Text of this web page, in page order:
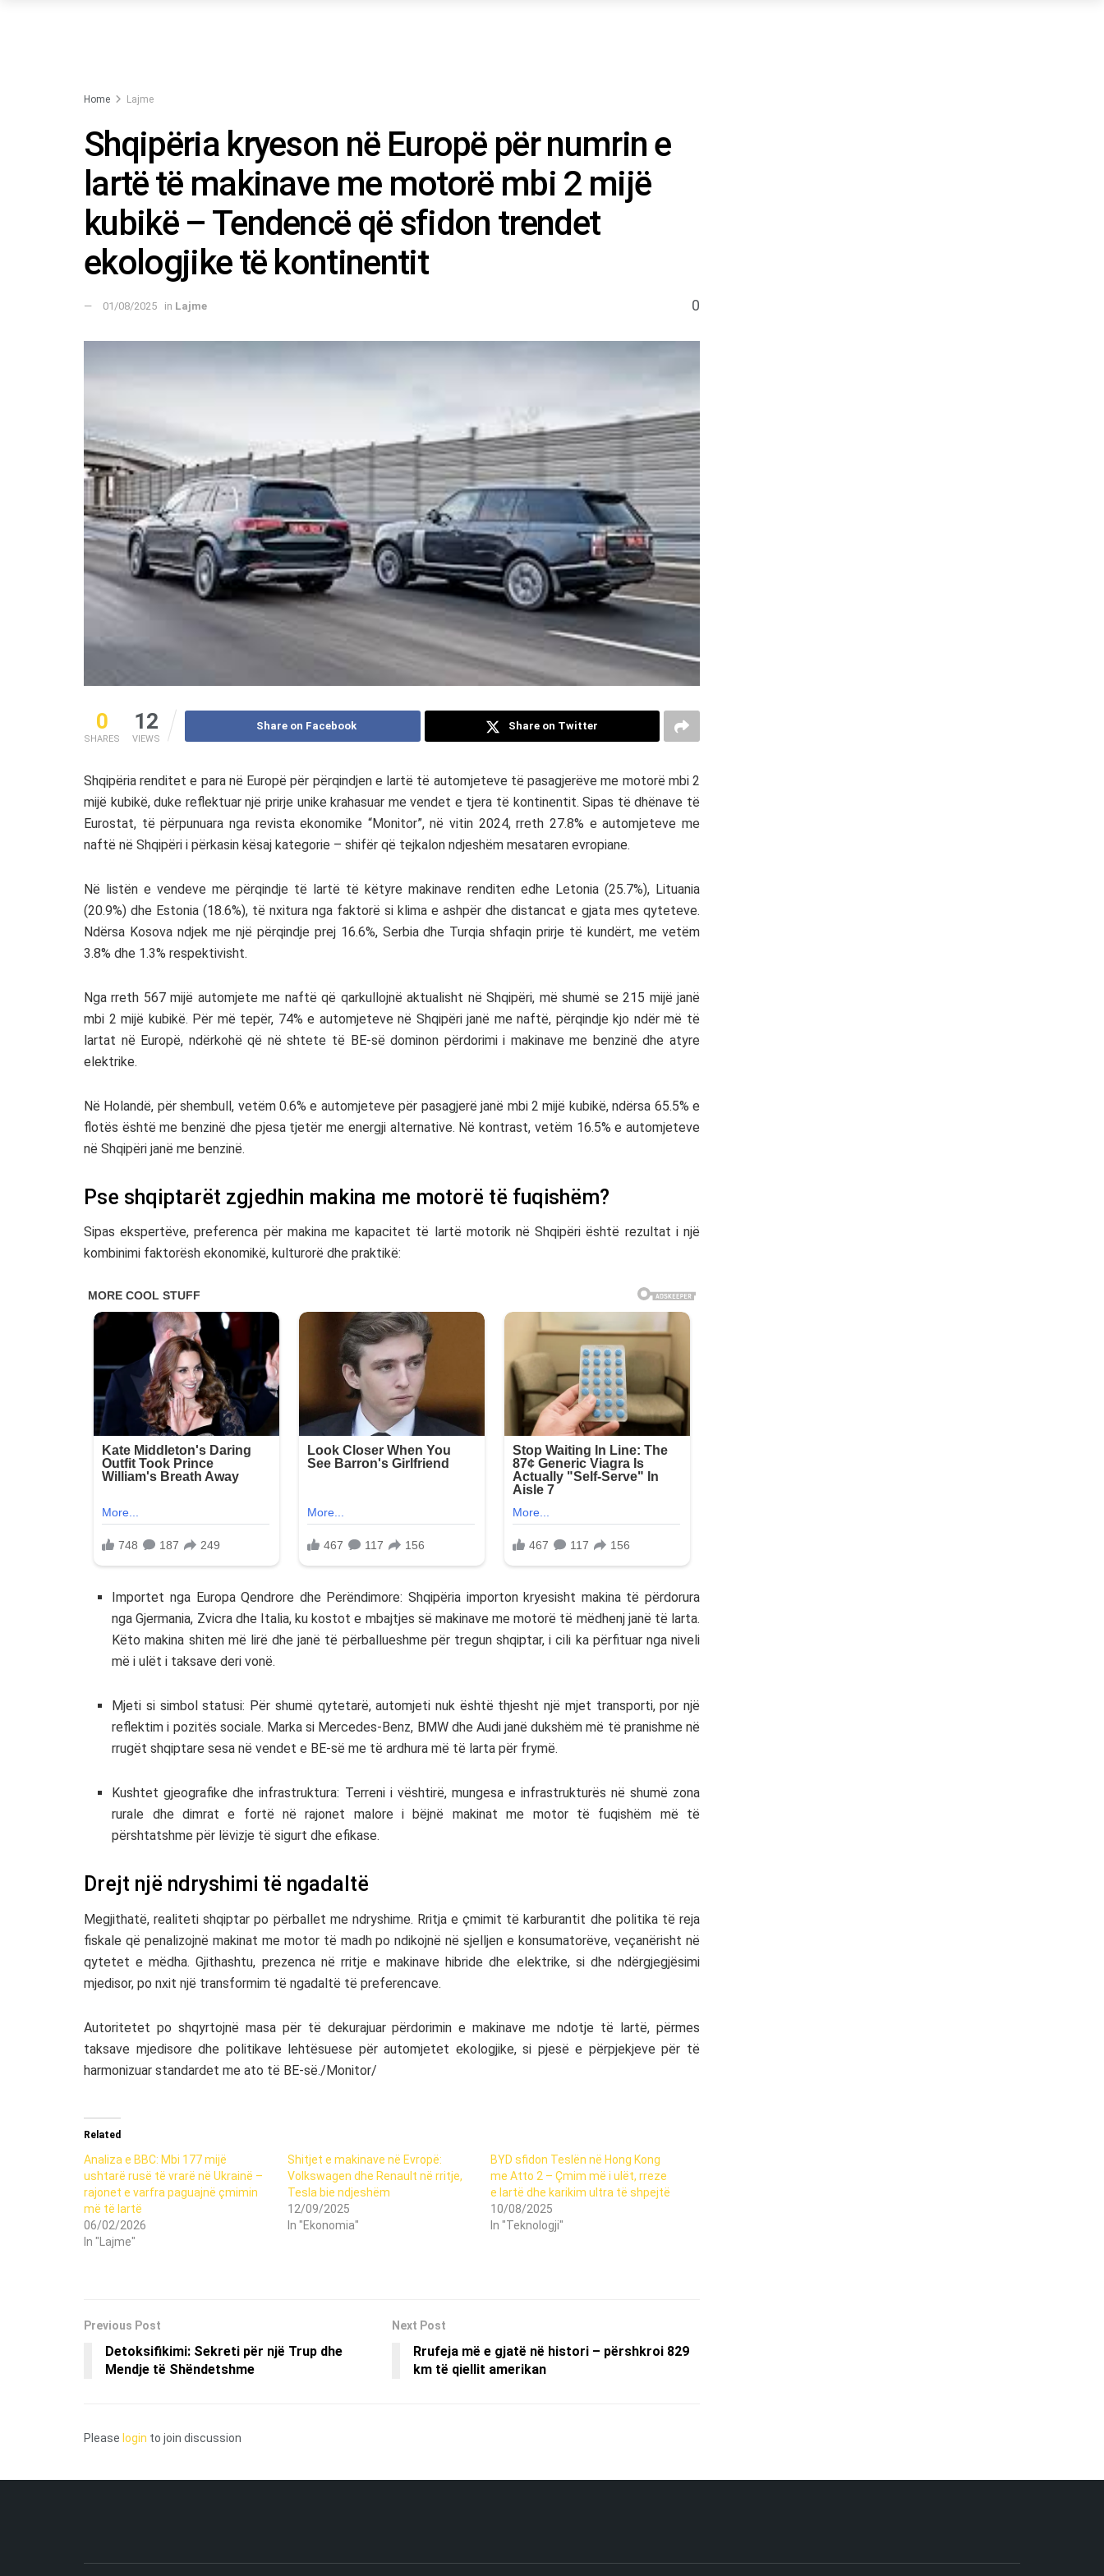
Home Lajme
Shqipëria kryeson në Europë për numrin e
lartë të makinave me motorë mbi 2 mijë
kubikë – Tendencë që sfidon trendet
ekologjike të kontinentit
01/08/2025 in Lajme 0
0
SHARES
12
VIEWS
Share on Facebook Share on Twitter
Shqipëria renditet e para në Europë për përqindjen e lartë të automjeteve të pasagjerëve me motorë mbi 2
mijë kubikë, duke reflektuar një prirje unike krahasuar me vendet e tjera të kontinentit. Sipas të dhënave të
Eurostat, të përpunuara nga revista ekonomike “Monitor”, në vitin 2024, rreth 27.8% e automjeteve me
naftë në Shqipëri i përkasin kësaj kategorie – shifër që tejkalon ndjeshëm mesataren evropiane.
Në listën e vendeve me përqindje të lartë të këtyre makinave renditen edhe Letonia (25.7%), Lituania
(20.9%) dhe Estonia (18.6%), të nxitura nga faktorë si klima e ashpër dhe distancat e gjata mes qyteteve.
Ndërsa Kosova ndjek me një përqindje prej 16.6%, Serbia dhe Turqia shfaqin prirje të kundërt, me vetëm
3.8% dhe 1.3% respektivisht.
Nga rreth 567 mijë automjete me naftë që qarkullojnë aktualisht në Shqipëri, më shumë se 215 mijë janë
mbi 2 mijë kubikë. Për më tepër, 74% e automjeteve në Shqipëri janë me naftë, përqindje kjo ndër më të
lartat në Europë, ndërkohë që në shtete të BE-së dominon përdorimi i makinave me benzinë dhe atyre
elektrike.
Në Holandë, për shembull, vetëm 0.6% e automjeteve për pasagjerë janë mbi 2 mijë kubikë, ndërsa 65.5% e
flotës është me benzinë dhe pjesa tjetër me energji alternative. Në kontrast, vetëm 16.5% e automjeteve
në Shqipëri janë me benzinë.
Pse shqiptarët zgjedhin makina me motorë të fuqishëm?
Sipas ekspertëve, preferenca për makina me kapacitet të lartë motorik në Shqipëri është rezultat i një
kombinimi faktorësh ekonomikë, kulturorë dhe praktikë:
Importet nga Europa Qendrore dhe Perëndimore: Shqipëria importon kryesisht makina të përdorura
nga Gjermania, Zvicra dhe Italia, ku kostot e mbajtjes së makinave me motorë të mëdhenj janë të larta.
Këto makina shiten më lirë dhe janë të përballueshme për tregun shqiptar, i cili ka përfituar nga niveli
më i ulët i taksave deri vonë.
Mjeti si simbol statusi: Për shumë qytetarë, automjeti nuk është thjesht një mjet transporti, por një
reflektim i pozitës sociale. Marka si Mercedes-Benz, BMW dhe Audi janë dukshëm më të pranishme në
rrugët shqiptare sesa në vendet e BE-së me të ardhura më të larta për frymë.
Kushtet gjeografike dhe infrastruktura: Terreni i vështirë, mungesa e infrastrukturës në shumë zona
rurale dhe dimrat e fortë në rajonet malore i bëjnë makinat me motor të fuqishëm më të
përshtatshme për lëvizje të sigurt dhe efikase.
Drejt një ndryshimi të ngadaltë
Megjithatë, realiteti shqiptar po përballet me ndryshime. Rritja e çmimit të karburantit dhe politika të reja
fiskale që penalizojnë makinat me motor të madh po ndikojnë në sjelljen e konsumatorëve, veçanërisht në
qytetet e mëdha. Gjithashtu, prezenca në rritje e makinave hibride dhe elektrike, si dhe ndërgjegjësimi
mjedisor, po nxit një transformim të ngadaltë të preferencave.
Autoritetet po shqyrtojnë masa për të dekurajuar përdorimin e makinave me ndotje të lartë, përmes
taksave mjedisore dhe politikave lehtësuese për automjetet ekologjike, si pjesë e përpjekjeve për të
harmonizuar standardet me ato të BE-së./Monitor/
Related
Analiza e BBC: Mbi 177 mijë
ushtarë rusë të vrarë në Ukrainë –
rajonet e varfra paguajnë çmimin
më të lartë
06/02/2026
In "Lajme"
Shitjet e makinave në Evropë:
Volkswagen dhe Renault në rritje,
Tesla bie ndjeshëm
12/09/2025
In "Ekonomia"
BYD sfidon Teslën në Hong Kong
me Atto 2 – Çmim më i ulët, rreze
e lartë dhe karikim ultra të shpejtë
10/08/2025
In "Teknologji"
Previous Post
Detoksifikimi: Sekreti për një Trup dhe
Mendje të Shëndetshme
Next Post
Rrufeja më e gjatë në histori – përshkroi 829
km të qiellit amerikan
Please login to join discussion